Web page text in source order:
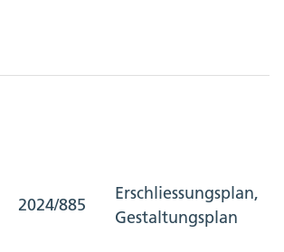
2024/885
Erschliessungsplan,
Gestaltungsplan